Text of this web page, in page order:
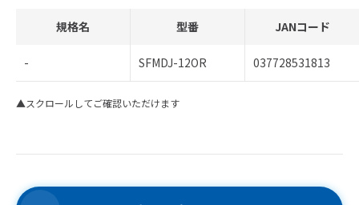
規格名 型番 JANコード
- SFMDJ-12OR 037728531813
▲スクロールしてご確認いただけます